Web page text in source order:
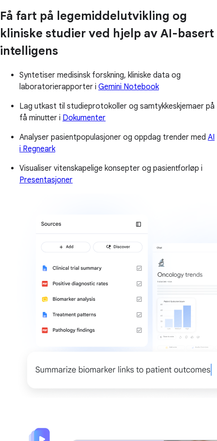
Få fart på legemiddelutvikling og
kliniske studier ved hjelp av AI-basert
intelligens
Syntetiser medisinsk forskning, kliniske data og
laboratorierapporter i Gemini Notebook
Lag utkast til studieprotokoller og samtykkeskjemaer på
få minutter i Dokumenter
Analyser pasientpopulasjoner og oppdag trender med AI
i Regneark
Visualiser vitenskapelige konsepter og pasientforløp i
Presentasjoner